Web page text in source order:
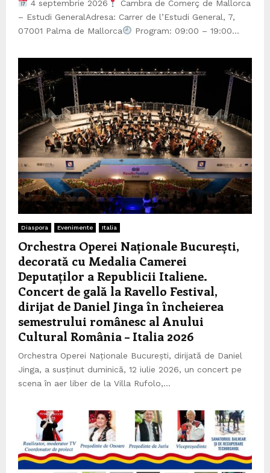
4 septembrie 2026
Cambra de Comerç de Mallorca
– Estudi GeneralAdresa: Carrer de l’Estudi General, 7,
07001 Palma de Mallorca
Program: 09:00 – 19:00...
Diaspora Evenimente Italia
Orchestra Operei Naționale București,
decorată cu Medalia Camerei
Deputaților a Republicii Italiene.
Concert de gală la Ravello Festival,
dirijat de Daniel Jinga în încheierea
semestrului românesc al Anului
Cultural România – Italia 2026
Orchestra Operei Naționale București, dirijată de Daniel
Jinga, a susținut duminică, 12 iulie 2026, un concert pe
scena în aer liber de la Villa Rufolo,...